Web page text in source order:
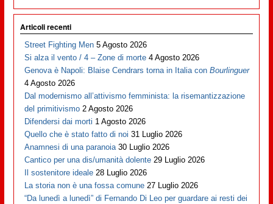
Articoli recenti
Street Fighting Men 5 Agosto 2026
Si alza il vento / 4 – Zone di morte 4 Agosto 2026
Genova è Napoli: Blaise Cendrars torna in Italia conBourlinguer
4 Agosto 2026
Dal modernismo all’attivismo femminista: la risemantizzazione
del primitivismo 2 Agosto 2026
Difendersi dai morti 1 Agosto 2026
Quello che è stato fatto di noi 31 Luglio 2026
Anamnesi di una paranoia 30 Luglio 2026
Cantico per una dis/umanità dolente 29 Luglio 2026
Il sostenitore ideale 28 Luglio 2026
La storia non è una fossa comune 27 Luglio 2026
“Da lunedì a lunedì” di Fernando Di Leo per guardare ai resti dei